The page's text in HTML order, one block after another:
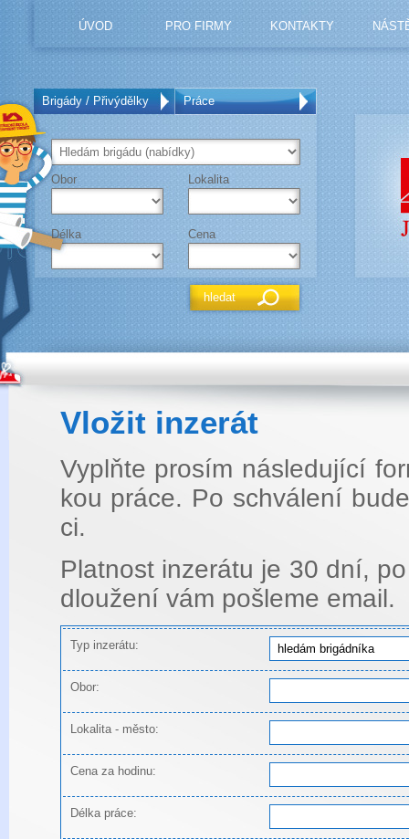
ÚVOD PRO FIRMY KONTAKTY
Brigády / Přivýdělky Práce
Obor Lokalita
Délka Cena
Vlo­žit in­ze­rát
Vyplňte pro­sím ná­sle­du­jí­cí
kou práce. Po schvá­le­ní
ci.
Plat­nost in­ze­rá­tu je 30 dní,
dlou­že­ní vám po­šle­me email.
Typ inzerátu:
Obor:
Lokalita - město:
Cena za hodinu:
Délka práce: